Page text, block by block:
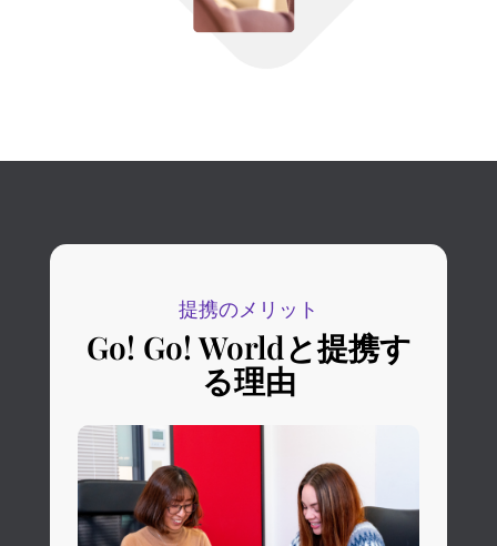
提携のメリット
Go! Go! Worldと提携す
る理由